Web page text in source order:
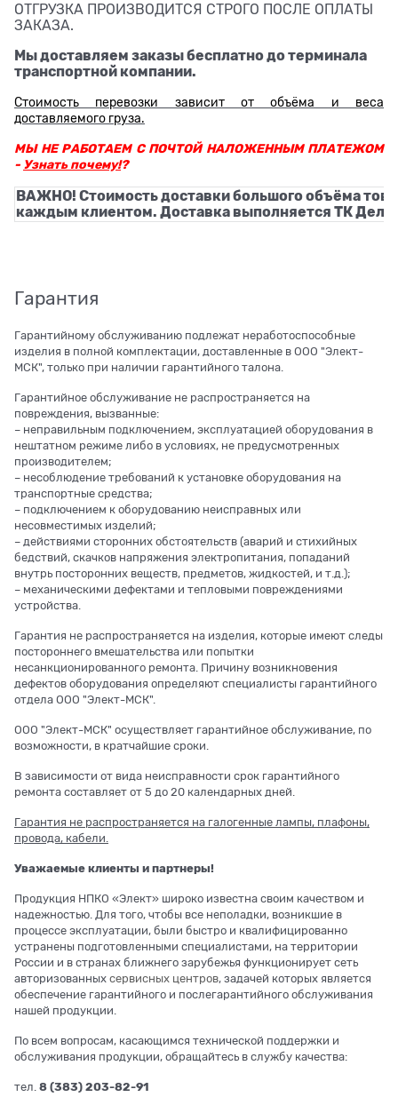
ОТГРУЗКА ПРОИЗВОДИТСЯ СТРОГО ПОСЛЕ ОПЛАТЫ
ЗАКАЗА.
Мы доставляем заказы бесплатно до терминала
транспортной компании.
Стоимость перевозки зависит от объёма и веса
доставляемого груза.
МЫ НЕ РАБОТАЕМ С ПОЧТОЙ НАЛОЖЕННЫМ ПЛАТЕЖОМ
- Узнать почему!?
ВАЖНО! Стоимость доставки большого объёма
каждым клиентом. Доставка выполняется ТК
Гарантия
Гарантийному обслуживанию подлежат неработоспособные
изделия в полной комплектации, доставленные в ООО "Элект-
МСК", только при наличии гарантийного талона.
Гарантийное обслуживание не распространяется на
повреждения, вызванные:
– неправильным подключением, эксплуатацией оборудования в
нештатном режиме либо в условиях, не предусмотренных
производителем;
– несоблюдение требований к установке оборудования на
транспортные средства;
– подключением к оборудованию неисправных или
несовместимых изделий;
– действиями сторонних обстоятельств (аварий и стихийных
бедствий, скачков напряжения электропитания, попаданий
внутрь посторонних веществ, предметов, жидкостей, и т.д.);
– механическими дефектами и тепловыми повреждениями
устройства.
Гарантия не распространяется на изделия, которые имеют следы
постороннего вмешательства или попытки
несанкционированного ремонта. Причину возникновения
дефектов оборудования определяют специалисты гарантийного
отдела ООО "Элект-МСК".
ООО "Элект-МСК" осуществляет гарантийное обслуживание, по
возможности, в кратчайшие сроки.
В зависимости от вида неисправности срок гарантийного
ремонта составляет от 5 до 20 календарных дней.
Гарантия не распространяется на галогенные лампы, плафоны,
провода, кабели.
Уважаемые клиенты и партнеры!
Продукция НПКО «Элект» широко известна своим качеством и
надежностью. Для того, чтобы все неполадки, возникшие в
процессе эксплуатации, были быстро и квалифицированно
устранены подготовленными специалистами, на территории
России и в странах ближнего зарубежья функционирует сеть
авторизованных сервисных центров, задачей которых является
обеспечение гарантийного и послегарантийного обслуживания
нашей продукции.
По всем вопросам, касающимся технической поддержки и
обслуживания продукции, обращайтесь в службу качества:
тел. 8 (383) 203-82-91